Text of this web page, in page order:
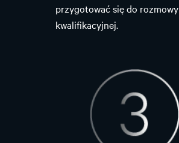
przygotować się do rozmowy
kwalifikacyjnej.